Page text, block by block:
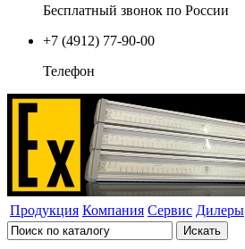
Бесплатный звонок по России
+7 (4912) 77-90-00
Телефон
Продукция Компания Сервис Дилеры